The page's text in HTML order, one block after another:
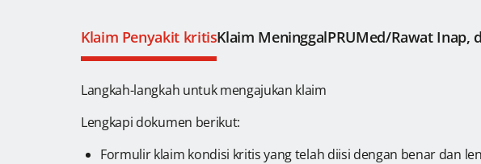
Klaim Penyakit kritisKlaim MeninggalPRUMed/Rawat Inap,
Langkah-langkah untuk mengajukan klaim
Lengkapi dokumen berikut:
Formulir klaim kondisi kritis yang telah diisi dengan benar dan